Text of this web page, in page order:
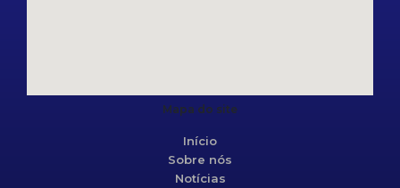
Mapa do site
Início
Sobre nós
Notícias